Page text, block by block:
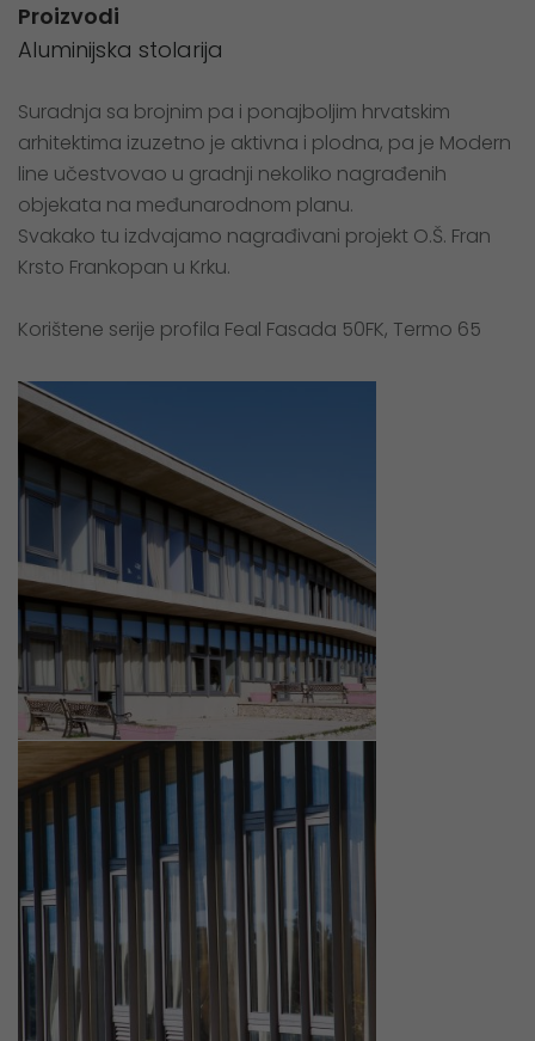
Proizvodi
Aluminijska stolarija
Suradnja sa brojnim pa i ponajboljim hrvatskim
arhitektima izuzetno je aktivna i plodna, pa je Modern
line učestvovao u gradnji nekoliko nagrađenih
objekata na međunarodnom planu.
Svakako tu izdvajamo nagrađivani projekt O.Š. Fran
Krsto Frankopan u Krku.
Korištene serije profila Feal Fasada 50FK, Termo 65